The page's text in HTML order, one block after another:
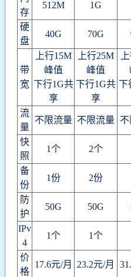
存
512M 1G
硬
盘
40G 70G
带
宽
上行15M
峰值
下行1G共
享
上行25M
峰值
下行1G共
享
下
流
量
不限流量 不限流量
快
照
1个 2个
备
份
1份 2份
防
护
50G 50G
IPv
4
1个 1个
价
格
17.6元/月 23.2元/月